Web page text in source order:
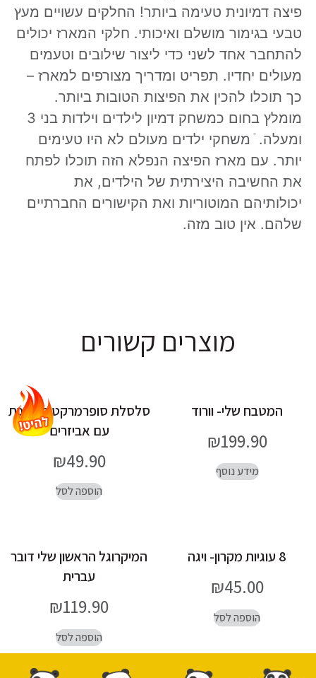
פיצה דמיונית טעימה ביותר! החלקים עשויים מעץ
טבעי בגימור מושלם ואיכותי. חלקי המארז יכולים
להתחבר אחד לשני כדי ליצור שילובים וטעמים
מעולים יחדיו. תפריט ומדריך מצורפים למארז –
כך תוכלו להכין את הפיצות הטובות ביותר.
מומלץ בחום כמשחק דמיון לילדים וילדות בני 3
ומעלה. ֿ משחקי ילדים מעולם לא היו טעימים
יותר. עם מארז הפיצה הנפלא הזה תוכלו לפתח
את החשיבה היצירתית של הילדים, את
יכולותיהם המוטוריות ואת הקישורים החברתיים
שלהם. אין טוב מזה.
מוצרים קשורים
המטבח שלי- וורוד
₪199.90
מידע נוסף
סלסלת סופרמרקט ממתכת
עם אביזרים
₪49.90
הוספה לסל
8 עוגיות מקרון- ויגה
₪45.00
הוספה לסל
המיקרוגל הראשון שלי דובר
עברית
₪119.90
הוספה לסל